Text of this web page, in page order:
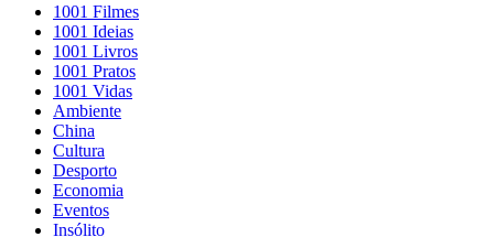
1001 Filmes
1001 Ideias
1001 Livros
1001 Pratos
1001 Vidas
Ambiente
China
Cultura
Desporto
Economia
Eventos
Insólito